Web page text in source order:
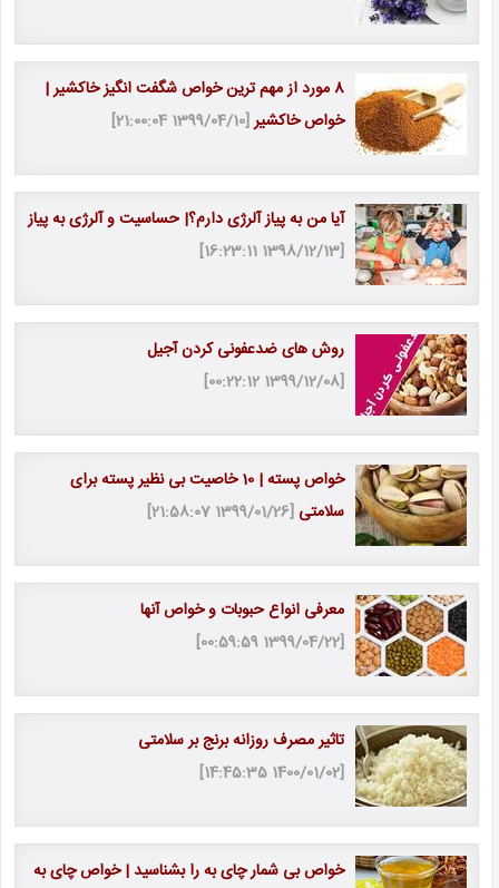
8 مورد از مهم ترین خواص شگفت انگیز خاکشیر |
خواص خاکشیر[1399/04/10 21:00:04]
آیا من به پیاز آلرژی دارم؟| حساسیت و آلرژی به پیاز
[1398/12/13 16:23:11]
روش های ضدعفونی کردن آجیل
[1399/12/08 00:22:12]
خواص پسته | 10 خاصیت بی نظیر پسته برای
سلامتی [1399/01/26 21:58:07]
معرفی انواع حبوبات و خواص آنها
[1399/04/22 00:59:59]
تاثیر مصرف روزانه برنج بر سلامتی
[1400/01/02 14:45:35]
خواص بی شمار چای به را بشناسید | خواص چای به